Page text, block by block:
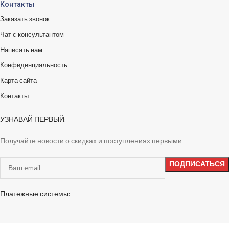
Контакты
Заказать звонок
Чат с консультантом
Написать нам
Конфиденциальность
Карта сайта
Контакты
УЗНАВАЙ ПЕРВЫЙ:
Получайте новости о скидках и поступлениях первыми
Платежные системы: